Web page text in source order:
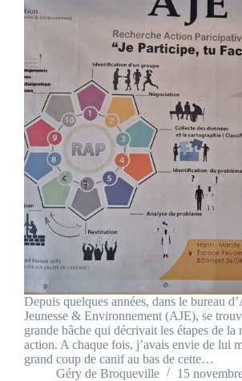
Depuis quelques années, dans le bureau
Jeunesse & Environnement (AJE), se
grande bâche qui décrivait les étapes de la
action. A chaque fois, j’avais envie de lui
grand coup de canif au bas de cette…
Géry de Broqueville
15